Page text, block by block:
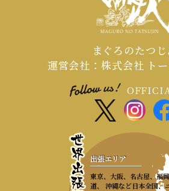
まぐろのたつ
運営会社：株式会社 ト
出張エリア
東京、大阪、名古屋、福
道、 沖縄など日本全国、